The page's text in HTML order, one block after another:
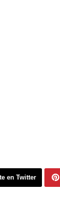
en Twitter